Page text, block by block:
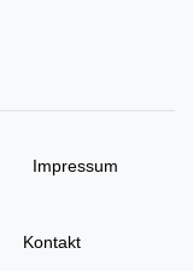
Impressum
Kontakt